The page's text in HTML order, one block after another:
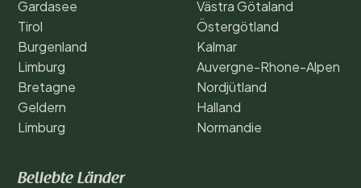
Gardasee
Tirol
Burgenland
Limburg
Bretagne
Geldern
Limburg
Västra Götaland
Östergötland
Kalmar
Auvergne-Rhone-Alpen
Nordjütland
Halland
Normandie
Beliebte Länder